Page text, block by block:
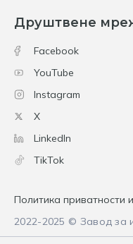
Друштвене
Facebook
YouTube
Instagram
X
LinkedIn
TikTok
Политика приватности
2022-2025 © Завод за